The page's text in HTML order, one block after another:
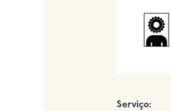
Serviço: